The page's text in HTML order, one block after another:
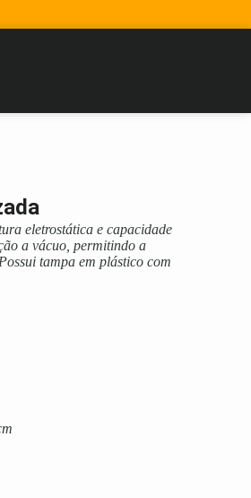
eletrostática e capacidade
a vácuo, permitindo a
tampa em plástico com